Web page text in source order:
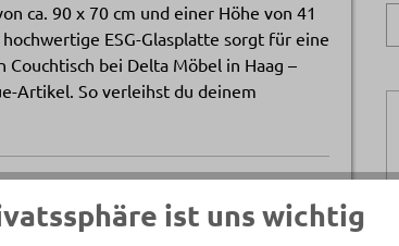
ca. 90 x 70 cm und einer Höhe von 41
ESG-Glasplatte sorgt für eine
bei Delta Möbel in Haag –
Artikel. So verleihst du deinem
ist uns wichtig